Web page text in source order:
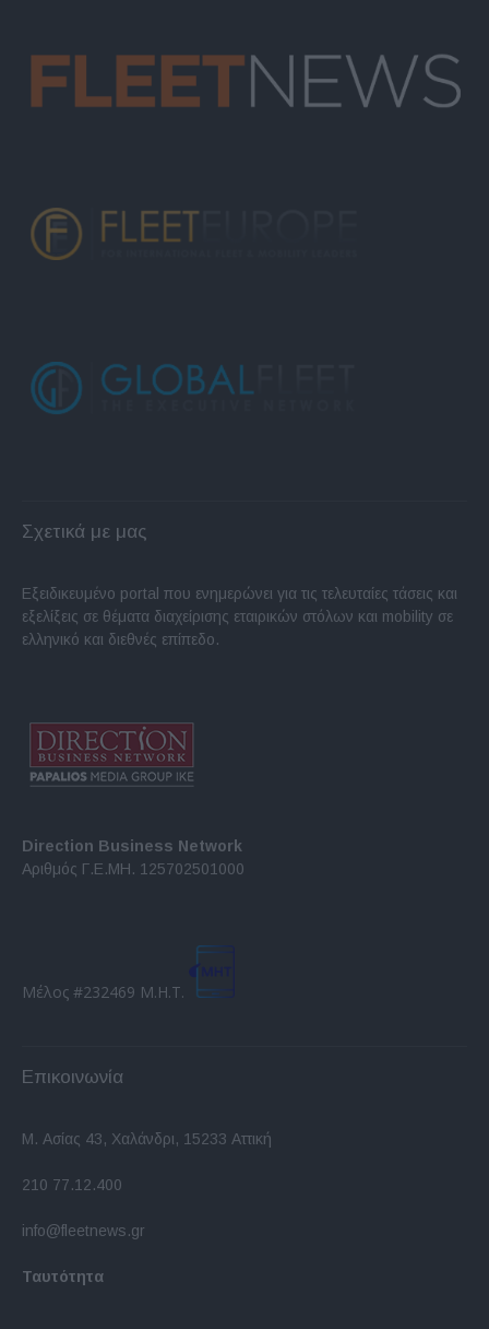
Σχετικά με μας
Εξειδικευμένο portal που ενημερώνει για τις τελευταίες τάσεις και
εξελίξεις σε θέματα διαχείρισης εταιρικών στόλων και mobility σε
ελληνικό και διεθνές επίπεδο.
Direction Business Network
Αριθμός Γ.Ε.ΜΗ. 125702501000
Μέλος #232469 Μ.Η.Τ.
Επικοινωνία
Μ. Ασίας 43, Χαλάνδρι, 15233 Αττική
210 77.12.400
info@fleetnews.gr
Ταυτότητα